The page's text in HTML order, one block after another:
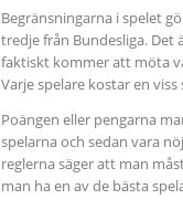
Begränsningarna i spelet
tredje från Bundesliga. Det
faktiskt kommer att möta
Varje spelare kostar en
Poängen eller pengarna
spelarna och sedan vara
reglerna säger att man
man ha en av de bästa